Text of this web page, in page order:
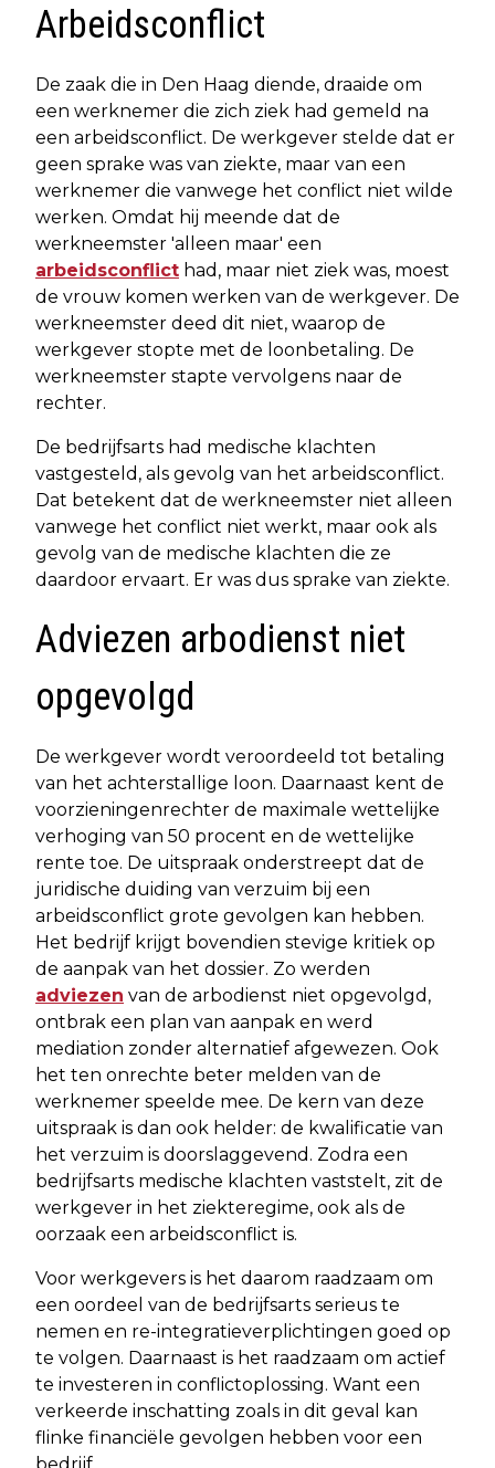
Arbeidsconflict
De zaak die in Den Haag diende, draaide om
een werknemer die zich ziek had gemeld na
een arbeidsconflict. De werkgever stelde dat er
geen sprake was van ziekte, maar van een
werknemer die vanwege het conflict niet wilde
werken. Omdat hij meende dat de
werkneemster 'alleen maar' een
arbeidsconflict had, maar niet ziek was, moest
de vrouw komen werken van de werkgever. De
werkneemster deed dit niet, waarop de
werkgever stopte met de loonbetaling. De
werkneemster stapte vervolgens naar de
rechter.
De bedrijfsarts had medische klachten
vastgesteld, als gevolg van het arbeidsconflict.
Dat betekent dat de werkneemster niet alleen
vanwege het conflict niet werkt, maar ook als
gevolg van de medische klachten die ze
daardoor ervaart. Er was dus sprake van ziekte.
Adviezen arbodienst niet
opgevolgd
De werkgever wordt veroordeeld tot betaling
van het achterstallige loon. Daarnaast kent de
voorzieningenrechter de maximale wettelijke
verhoging van 50 procent en de wettelijke
rente toe. De uitspraak onderstreept dat de
juridische duiding van verzuim bij een
arbeidsconflict grote gevolgen kan hebben.
Het bedrijf krijgt bovendien stevige kritiek op
de aanpak van het dossier. Zo werden
adviezen van de arbodienst niet opgevolgd,
ontbrak een plan van aanpak en werd
mediation zonder alternatief afgewezen. Ook
het ten onrechte beter melden van de
werknemer speelde mee. De kern van deze
uitspraak is dan ook helder: de kwalificatie van
het verzuim is doorslaggevend. Zodra een
bedrijfsarts medische klachten vaststelt, zit de
werkgever in het ziekteregime, ook als de
oorzaak een arbeidsconflict is.
Voor werkgevers is het daarom raadzaam om
een oordeel van de bedrijfsarts serieus te
nemen en re-integratieverplichtingen goed op
te volgen. Daarnaast is het raadzaam om actief
te investeren in conflictoplossing. Want een
verkeerde inschatting zoals in dit geval kan
flinke financiële gevolgen hebben voor een
bedrijf.